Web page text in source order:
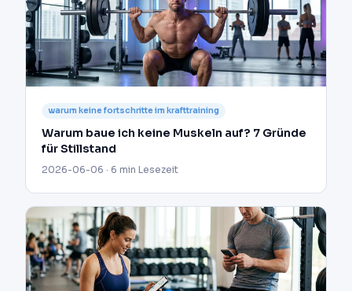
warum keine fortschritte im krafttraining
Warum baue ich keine Muskeln auf? 7 Gründe
für Stillstand
2026-06-06 · 6 min Lesezeit